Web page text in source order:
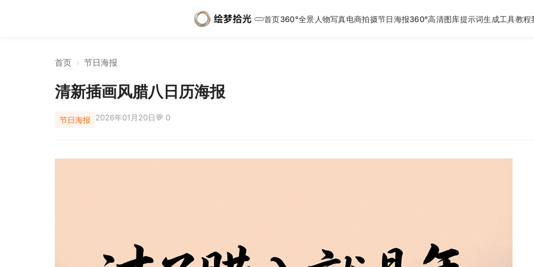
首页360°全景 人物写真电商拍摄节日海报360°高清图库提示词生成工具教程
首页 › 节日海报
清新插画风腊八日历海报
节日海报 2026年01月20日💬 0